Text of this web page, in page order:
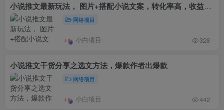
小说推文最新玩法， 图片+搭配小说文案，转化率高，收益稳定
网络项目
小白项目 328
小说推文干货分享之选文方法，爆款作者出爆款
网络项目
小白项目 442